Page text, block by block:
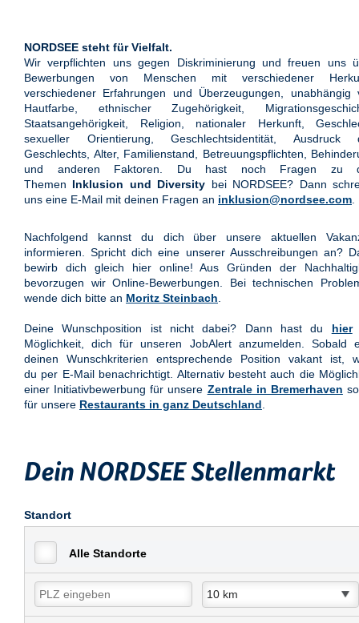
NORDSEE steht für Vielfalt.
Wir verpflichten uns gegen Diskriminierung und freuen uns
Bewerbungen von Menschen mit verschiedener
verschiedener Erfahrungen und Überzeugungen, unabhängig
Hautfarbe, ethnischer Zugehörigkeit,
Staatsangehörigkeit, Religion, nationaler Herkunft,
sexueller Orientierung, Geschlechtsidentität, Ausdruck
Geschlechts, Alter, Familienstand, Betreuungspflichten,
und anderen Faktoren. Du hast noch Fragen zu
Themen Inklusion und Diversity bei NORDSEE? Dann
uns eine E-Mail mit deinen Fragen an inklusion@nordsee.com
Nachfolgend kannst du dich über unsere aktuellen
informieren. Spricht dich eine unserer Ausschreibungen an?
bewirb dich gleich hier online! Aus Gründen der
bevorzugen wir Online-Bewerbungen. Bei technischen
wende dich bitte an Moritz Steinbach
Deine Wunschposition ist nicht dabei? Dann hast du hier
Möglichkeit, dich für unseren JobAlert anzumelden. Sobald
deinen Wunschkriterien entsprechende Position vakant ist,
du per E-Mail benachrichtigt. Alternativ besteht auch die
einer Initiativbewerbung für unsere Zentrale in Bremerhaven
für unsere Restaurants in ganz Deutschland
Dein NORDSEE Stellenmarkt
Standort
Alle Standorte